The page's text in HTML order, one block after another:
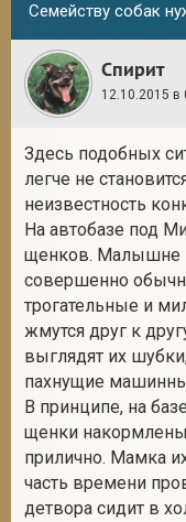
Семейству собак
Спирит
12.10.2015 в
Здесь подобных
легче не
неизвестность
На автобазе под
щенков. Малышне
совершенно
трогательные и
жмутся друг к
выглядят их
пахнущие
В принципе, на
щенки
прилично. Мамка
часть времени
детвора сидит в